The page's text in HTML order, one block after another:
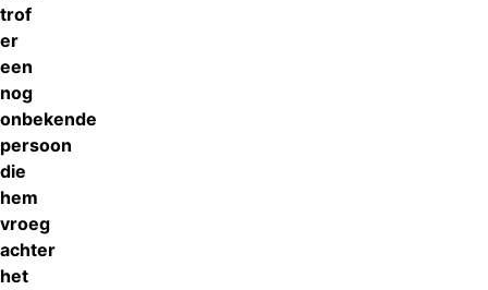
trof
er
een
nog
onbekende
persoon
die
hem
vroeg
achter
het